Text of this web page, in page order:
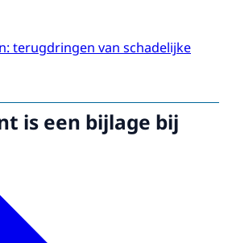
terugdringen van schadelijke
is een bijlage bij